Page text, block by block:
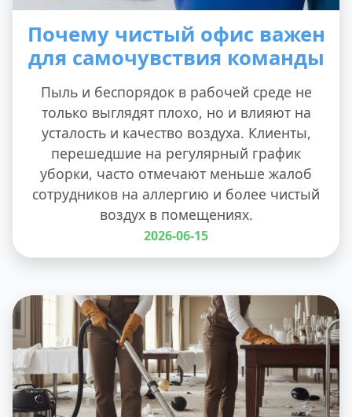
Почему чистый офис важен
для самочувствия команды
Пыль и беспорядок в рабочей среде не
только выглядят плохо, но и влияют на
усталость и качество воздуха. Клиенты,
перешедшие на регулярный график
уборки, часто отмечают меньше жалоб
сотрудников на аллергию и более чистый
воздух в помещениях.
2026-06-15